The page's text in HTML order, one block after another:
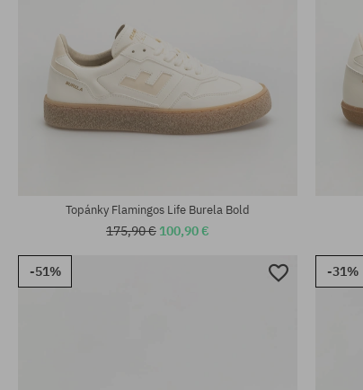
Topánky Flamingos Life Burela Bold
175,90 € 100,90 €
-51% -31%